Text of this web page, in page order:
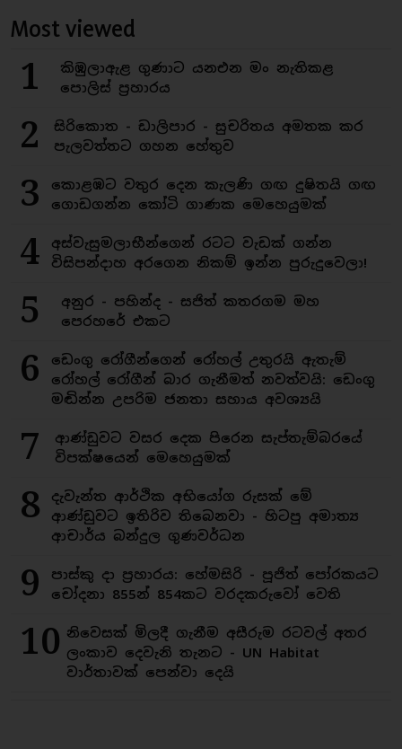
Most viewed
1
කිඹුලාඇළ ගුණාට යනඑන මං නැතිකළ
පොලිස් ප්‍රහාරය
2
සිරිකොත - ඩාලිපාර - සුචරිතය අමතක කර
පැලවත්තට ගහන හේතුව
3
කොළඹට වතුර දෙන කැලණි ගඟ දුෂිතයි ගඟ
ගොඩගන්න කෝටි ගාණක මෙහෙයුමක්
4
අස්වැසුමලාභීන්ගෙන් රටට වැඩක් ගන්න
විසිපන්දාහ අරගෙන නිකම් ඉන්න පුරුදුවෙලා!
5
අනුර - පහින්ද - සජිත් කතරගම මහ
පෙරහරේ එකට
6
ඩෙංගු රෝගීන්ගෙන් රෝහල් උතුරයි ඇතැම්
රෝහල් රෝගීන් බාර ගැනීමත් නවත්වයි: ඩෙංගු
මඬින්න උපරිම ජනතා සහාය අවශ්‍යයි
7
ආණ්ඩුවට වසර දෙක පිරෙන සැප්තැම්බරයේ
විපක්ෂයෙන් මෙහෙයුමක්
8
දැවැන්ත ආර්ථික අභියෝග රුසක් මේ
ආණ්ඩුවට ඉතිරිව තිබෙනවා - හිටපු අමාත්‍ය
ආචාර්ය බන්දුල ගුණවර්ධන
9
පාස්කු දා ප්‍රහාරය: හේමසිරි - පූජිත් පෝරකයට
චෝදනා 855න් 854කට වරදකරුවෝ වෙති
10 නිවෙසක් මිලදී ගැනීම අසීරුම රටවල් අතර
ලංකාව දෙවැනි තැනට - UN Habitat
වාර්තාවක් පෙන්වා දෙයි